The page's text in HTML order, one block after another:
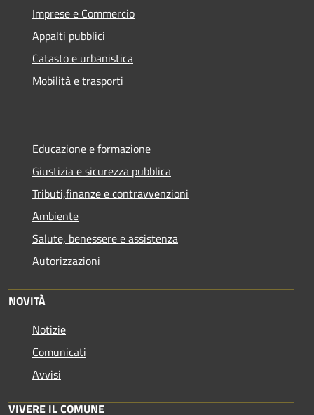
Imprese e Commercio
Appalti pubblici
Catasto e urbanistica
Mobilità e trasporti
Educazione e formazione
Giustizia e sicurezza pubblica
Tributi,finanze e contravvenzioni
Ambiente
Salute, benessere e assistenza
Autorizzazioni
NOVITÀ
Notizie
Comunicati
Avvisi
VIVERE IL COMUNE